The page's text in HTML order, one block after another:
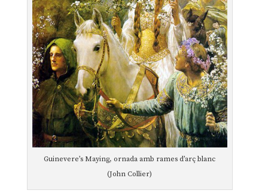
Guinevere’s Maying, ornada amb rames d’arç blanc
(John Collier)